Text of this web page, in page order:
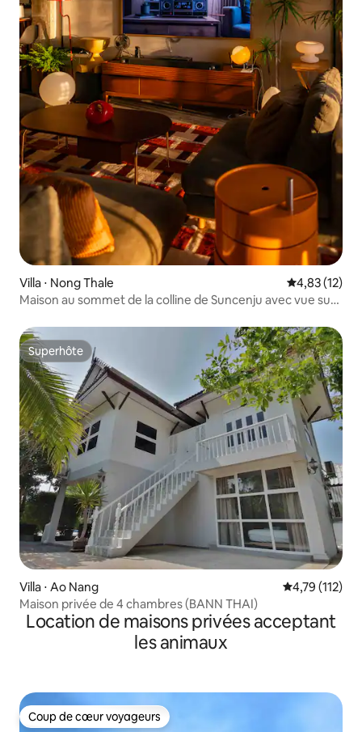
Villa ⋅ Nong Thale Évaluation
4,83 (12)
Maison au sommet de la colline de Suncenju avec vue sur
Superhôte
Superhôte
Villa ⋅ Ao Nang Évaluation
4,79 (112)
Maison privée de 4 chambres (BANN THAI)
Location de maisons privées acceptant
les animaux
Coup de cœur voyageurs
Coup de cœur voyageurs